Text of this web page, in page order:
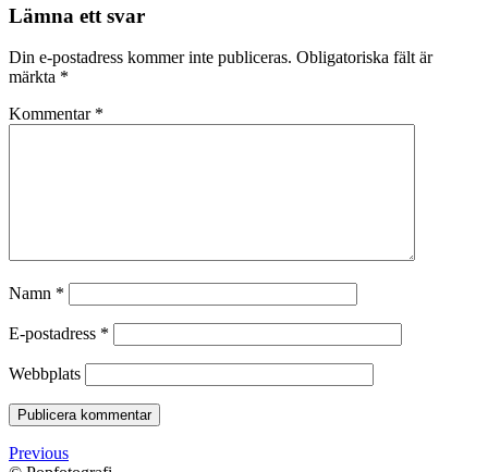
Lämna ett svar
Din e-postadress kommer inte publiceras. Obligatoriska fält är
märkta *
Kommentar *
Namn *
E-postadress *
Webbplats
Previous